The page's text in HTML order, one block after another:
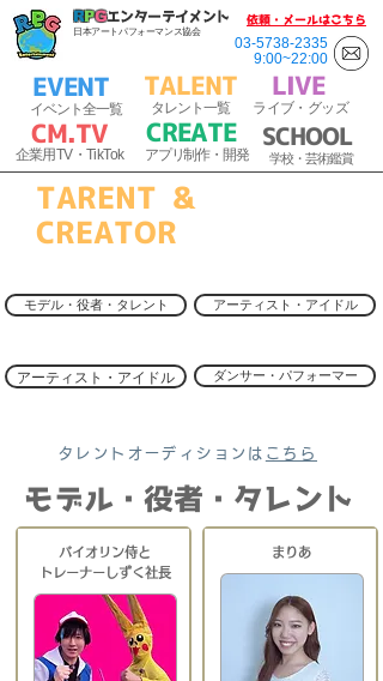
RPGエンターテイメント
日本アートパフォーマンス協会
​依頼・メールはこちら
03-5738-2335
9:00~22:00
EVENT
イベント全一覧
TALENT
タ レント一覧
​LIVE
ラ イブ・ グッズ
C M.TV
企業用TV・TikTok
SCHOOL
学校・芸術鑑賞
CREATE
アプリ制作・開発
TARENT &
CREATOR
モデル・役者・タレント アーティスト・アイドル
アーティスト・アイドル ダンサー・パフォーマー
タレントオーディションは こちら
モデル・役者・タレント
バイオリン侍と
​トレーナーしずく社長
まりあ